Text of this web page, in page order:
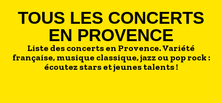
AU GRAND AIR
PASSEZ À TABLE
SOUS TOUTES LES COUTUMES
TOUS LES CONCERTS
EN PROVENCE
Liste des concerts en Provence. Variété
française, musique classique, jazz ou pop rock :
écoutez stars et jeunes talents !